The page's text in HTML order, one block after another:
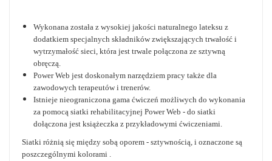
Wykonana została z wysokiej jakości naturalnego lateksu z
dodatkiem specjalnych składników zwiększających trwałość i
wytrzymałość sieci, która jest trwale połączona ze sztywną
obręczą.
Power Web jest doskonałym narzędziem pracy także dla
zawodowych terapeutów i trenerów.
Istnieje nieograniczona gama ćwiczeń możliwych do wykonania
za pomocą siatki rehabilitacyjnej Power Web - do siatki
dołączona jest książeczka z przykładowymi ćwiczeniami.
Siatki różnią się między sobą oporem - sztywnością, i oznaczone są
poszczególnymi kolorami .